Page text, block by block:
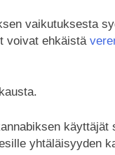
vaikutuksesta
voivat ehkäistä
käyttäjät
yhtäläisyyden